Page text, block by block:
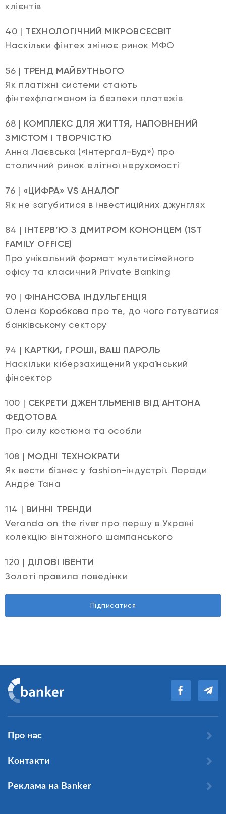
клієнтів
40 | ТЕХНОЛОГІЧНИЙ МІКРОВСЕСВІТ
Наскільки фінтех змінює ринок МФО
56 | ТРЕНД МАЙБУТНЬОГО
Як платіжні системи стають
фінтехфлагманом із безпеки платежів
68 | КОМПЛЕКС ДЛЯ ЖИТТЯ, НАПОВНЕНИЙ
ЗМІСТОМ І ТВОРЧІСТЮ
Анна Лаєвська («Інтергал-Буд») про
столичний ринок елітної нерухомості
76 | «ЦИФРА» VS АНАЛОГ
Як не загубитися в інвестиційних джунглях
84 | ІНТЕРВ’Ю З ДМИТРОМ КОНОНЦЕМ (1ST
FAMILY OFFICE)
Про унікальний формат мультисімейного
офісу та класичний Private Banking
90 | ФІНАНСОВА ІНДУЛЬГЕНЦІЯ
Олена Коробкова про те, до чого готуватися
банківському сектору
94 | КАРТКИ, ГРОШІ, ВАШ ПАРОЛЬ
Наскільки кіберзахищений український
фінсектор
100 | СЕКРЕТИ ДЖЕНТЛЬМЕНІВ ВІД АНТОНА
ФЕДОТОВА
Про силу костюма та особли
108 | МОДНІ ТЕХНОКРАТИ
Як вести бізнес у fashion-індустрії. Поради
Андре Тана
114 | ВИННІ ТРЕНДИ
Veranda on the river про першу в Україні
колекцію вінтажного шампанського
120 | ДІЛОВІ ІВЕНТИ
Золоті правила поведінки
Підписатися
Про нас
Контакти
Реклама на Banker